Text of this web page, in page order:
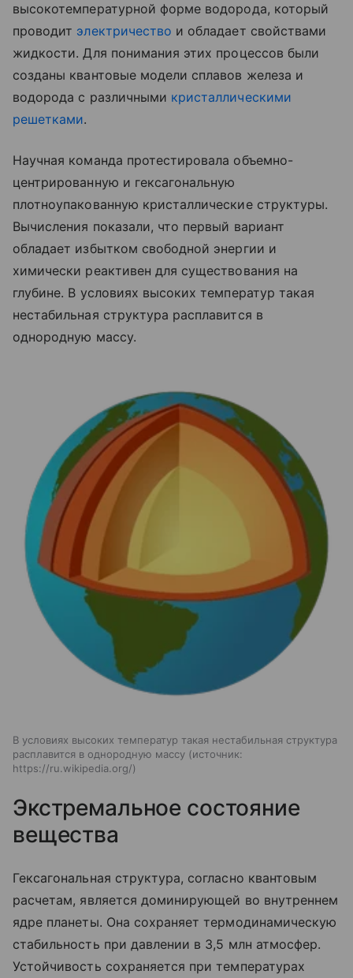
высокотемпературной форме водорода, который
проводит электричество и обладает свойствами
жидкости. Для понимания этих процессов были
созданы квантовые модели сплавов железа и
водорода с различными кристаллическими
решетками.
Научная команда протестировала объемно-
центрированную и гексагональную
плотноупакованную кристаллические структуры.
Вычисления показали, что первый вариант
обладает избытком свободной энергии и
химически реактивен для существования на
глубине. В условиях высоких температур такая
нестабильная структура расплавится в
однородную массу.
В условиях высоких температур такая нестабильная структура
расплавится в однородную массу
источник:
https://ru.wikipedia.org/
Экстремальное состояние
вещества
Гексагональная структура, согласно квантовым
расчетам, является доминирующей во внутреннем
ядре планеты. Она сохраняет термодинамическую
стабильность при давлении в 3,5 млн атмосфер.
Устойчивость сохраняется при температурах